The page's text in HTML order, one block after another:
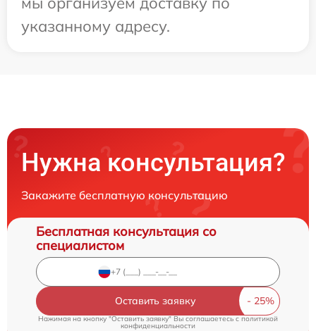
указанному адресу.
Нужна консультация?
Закажите бесплатную консультацию
Бесплатная консультация со
специалистом
Оставить заявку
Нажимая на кнопку "Оставить заявку" Вы соглашаетесь cполитикой
конфиденциальности